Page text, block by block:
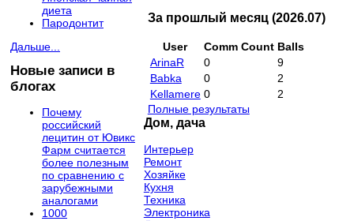
диета
Пародонтит
Дальше...
Новые записи в
блогах
Почему
российский
лецитин от Ювикс
Фарм считается
более полезным
по сравнению с
зарубежными
аналогами
1000
За прошлый месяц (2026.07)
User Comm Count Balls
ArinaR
0
9
Babka
0
2
Kellamere 0
2
Полные результаты
Дом, дача
Интерьер
Ремонт
Хозяйке
Кухня
Техника
Электроника